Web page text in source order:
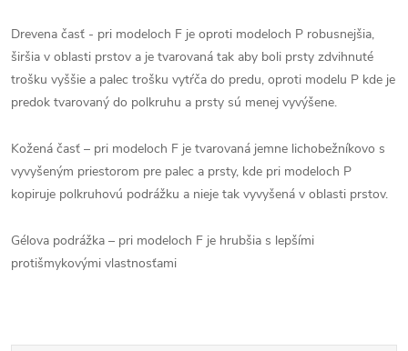
Drevena časť - pri modeloch F je oproti modeloch P robusnejšia,
širšia v oblasti prstov a je tvarovaná tak aby boli prsty zdvihnuté
trošku vyššie a palec trošku vytŕča do predu, oproti modelu P kde je
predok tvarovaný do polkruhu a prsty sú menej vyvýšene.
Kožená časť – pri modeloch F je tvarovaná jemne lichobežníkovo s
vyvyšeným priestorom pre palec a prsty, kde pri modeloch P
kopiruje polkruhovú podrážku a nieje tak vyvyšená v oblasti prstov.
Gélova podrážka – pri modeloch F je hrubšia s lepšími
protišmykovými vlastnosťami